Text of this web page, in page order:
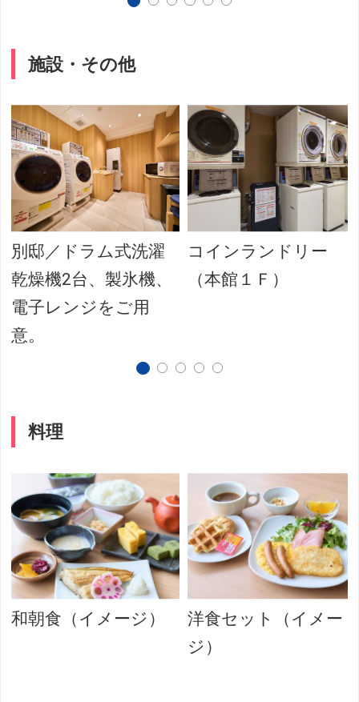
施設・その他
別邸／ドラム式洗濯
乾燥機2台、製氷機、
電子レンジをご用
意。
コインランドリー
（本館１Ｆ）
料理
和朝食（イメージ）
洋食セット（イメー
ジ）